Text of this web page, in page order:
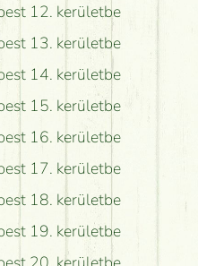
12. kerületbe
13. kerületbe
14. kerületbe
15. kerületbe
16. kerületbe
17. kerületbe
18. kerületbe
19. kerületbe